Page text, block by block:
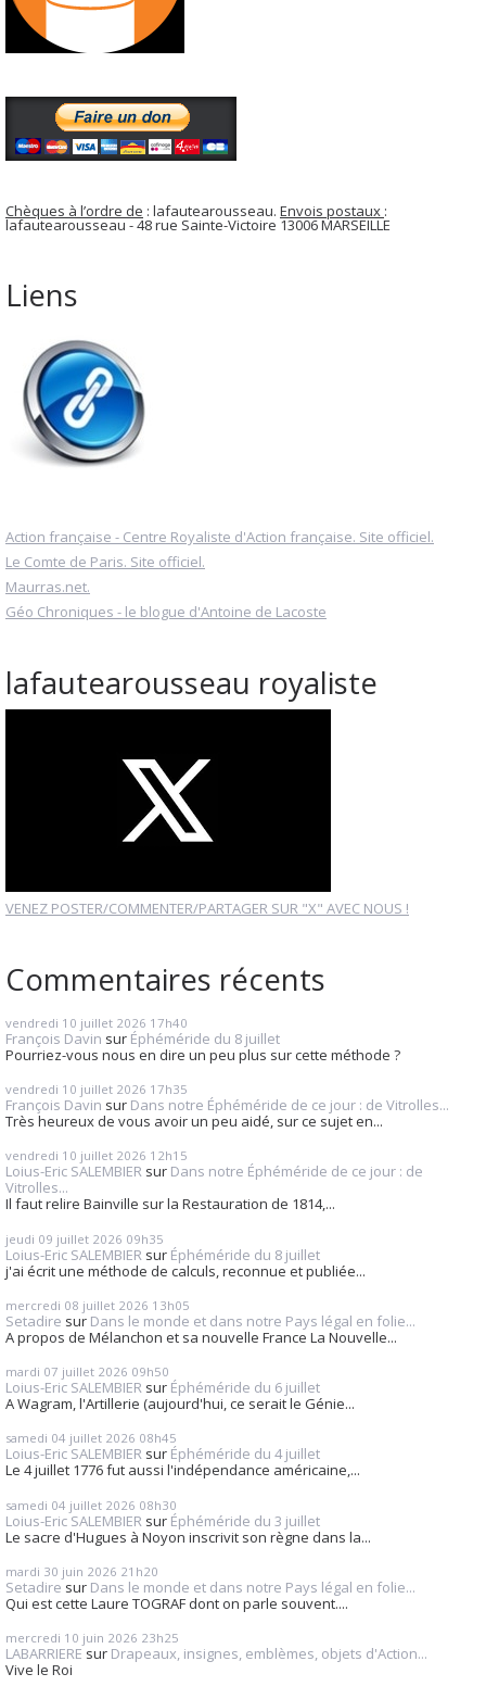
Chèques à l’ordre de : lafautearousseau. Envois postaux :
lafautearousseau - 48 rue Sainte-Victoire 13006 MARSEILLE
Liens
Action française - Centre Royaliste d'Action française. Site officiel.
Le Comte de Paris. Site officiel.
Maurras.net.
Géo Chroniques - le blogue d'Antoine de Lacoste
lafautearousseau royaliste
VENEZ POSTER/COMMENTER/PARTAGER SUR "X" AVEC NOUS !
Commentaires récents
vendredi 10 juillet 2026 17h40
François Davin sur Éphéméride du 8 juillet
Pourriez-vous nous en dire un peu plus sur cette méthode ?
vendredi 10 juillet 2026 17h35
François Davin sur Dans notre Éphéméride de ce jour : de Vitrolles...
Très heureux de vous avoir un peu aidé, sur ce sujet en...
vendredi 10 juillet 2026 12h15
Loius-Eric SALEMBIER sur Dans notre Éphéméride de ce jour : de
Vitrolles...
Il faut relire Bainville sur la Restauration de 1814,...
jeudi 09 juillet 2026 09h35
Loius-Eric SALEMBIER sur Éphéméride du 8 juillet
j'ai écrit une méthode de calculs, reconnue et publiée...
mercredi 08 juillet 2026 13h05
Setadire sur Dans le monde et dans notre Pays légal en folie...
A propos de Mélanchon et sa nouvelle France La Nouvelle...
mardi 07 juillet 2026 09h50
Loius-Eric SALEMBIER sur Éphéméride du 6 juillet
A Wagram, l'Artillerie (aujourd'hui, ce serait le Génie...
samedi 04 juillet 2026 08h45
Loius-Eric SALEMBIER sur Éphéméride du 4 juillet
Le 4 juillet 1776 fut aussi l'indépendance américaine,...
samedi 04 juillet 2026 08h30
Loius-Eric SALEMBIER sur Éphéméride du 3 juillet
Le sacre d'Hugues à Noyon inscrivit son règne dans la...
mardi 30 juin 2026 21h20
Setadire sur Dans le monde et dans notre Pays légal en folie...
Qui est cette Laure TOGRAF dont on parle souvent....
mercredi 10 juin 2026 23h25
LABARRIERE sur Drapeaux, insignes, emblèmes, objets d'Action...
Vive le Roi